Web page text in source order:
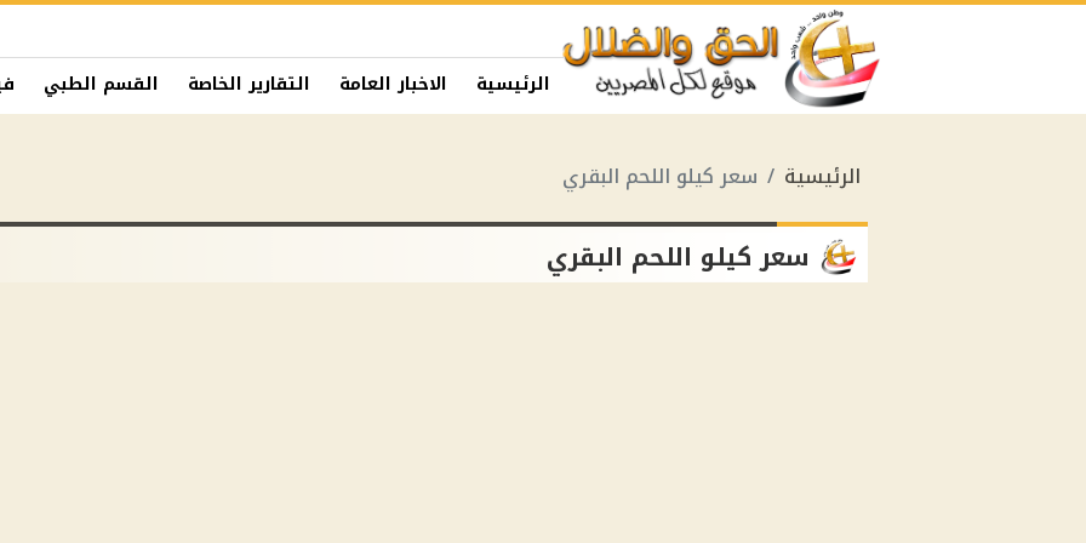
الرئيسية الاخبار العامة التقارير الخاصة القسم الطبي
الرئيسية سعر كيلو اللحم البقري
سعر كيلو اللحم البقري